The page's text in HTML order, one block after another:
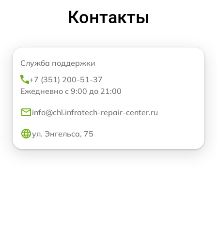
Контакты
Служба поддержки
+7 (351) 200-51-37
Ежедневно с 9:00 до 21:00
info@chl.infratech-repair-center.ru
ул. Энгельса, 75